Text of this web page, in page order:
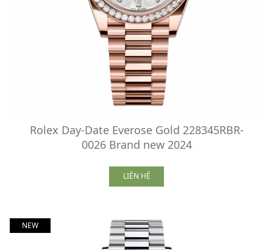
Rolex Day-Date Everose Gold 228345RBR-
0026 Brand new 2024
LIÊN HỆ
NEW